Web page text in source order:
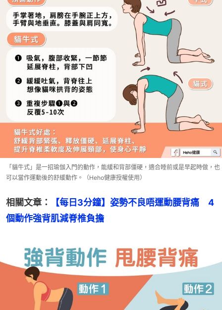
「貓牛式」是一招瑜伽入門的動作，能緩和背部僵硬，適合睡前或是早起時做，也
可以當作運動後的舒緩動作。（Heho健康授權使用）
相關文章：
【每日3分鐘】姿勢不良唔運動腰背痛　4
個動作強背肌減脊椎負擔